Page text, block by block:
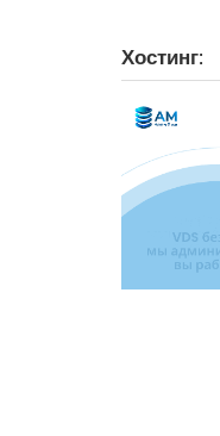
Хостинг: